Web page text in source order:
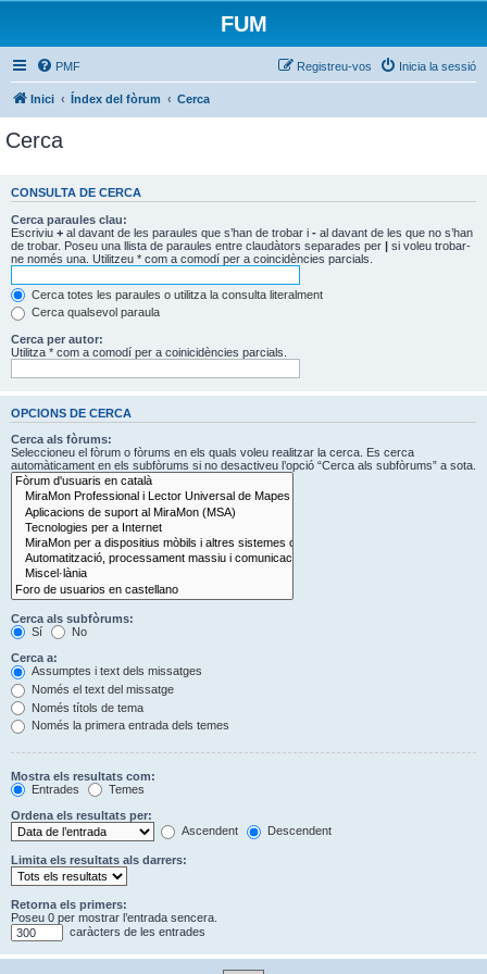
FUM
PMF Inicia la sessió
Registreu-vos
Inici Índex del fòrum Cerca
Cerca
CONSULTA DE CERCA
Cerca paraules clau:
Escriviu + al davant de les paraules que s’han de trobar i - al davant de les que no s’han
de trobar. Poseu una llista de paraules entre claudàtors separades per | si voleu trobar-
ne només una. Utilitzeu * com a comodí per a coincidències parcials.
Cerca totes les paraules o utilitza la consulta literalment
Cerca qualsevol paraula
Cerca per autor:
Utilitza * com a comodí per a coinicidències parcials.
OPCIONS DE CERCA
Cerca als fòrums:
Seleccioneu el fòrum o fòrums en els quals voleu realitzar la cerca. Es cerca
automàticament en els subfòrums si no desactiveu l’opció “Cerca als subfòrums” a sota.
Cerca als subfòrums:
Sí
No
Cerca a:
Assumptes i text dels missatges
Només el text del missatge
Només títols de tema
Només la primera entrada dels temes
Mostra els resultats com:
Entrades
Temes
Ordena els resultats per:
Ascendent
Descendent
Limita els resultats als darrers:
Retorna els primers:
Poseu 0 per mostrar l’entrada sencera.
caràcters de les entrades